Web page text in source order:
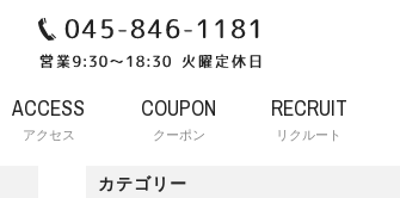
ACCESS
アクセス
COUPON
クーポン
RECRUIT
リクルート
カテゴリー